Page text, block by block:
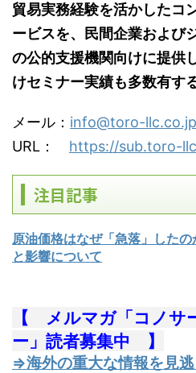
貿易実務経験を活かしたコ
ービスを、民間企業および
の公的支援機関向けに提供
けセミナー実績も多数有する
メール： info@toro-llc.co.jp
URL： https://sub.toro-
注目記事
原油価格はなぜ「急落」した
と影響について
【 メルマガ「コノサ
ー」読者募集中 】
⇒海外の重大な情報を見